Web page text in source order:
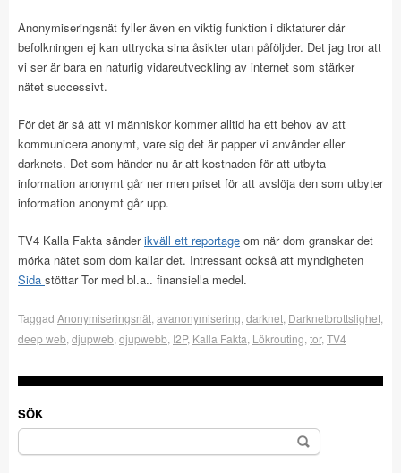
Anonymiseringsnät fyller även en viktig funktion i diktaturer där
befolkningen ej kan uttrycka sina åsikter utan påföljder. Det jag tror att
vi ser är bara en naturlig vidareutveckling av internet som stärker
nätet successivt.
För det är så att vi människor kommer alltid ha ett behov av att
kommunicera anonymt, vare sig det är papper vi använder eller
darknets. Det som händer nu är att kostnaden för att utbyta
information anonymt går ner men priset för att avslöja den som utbyter
information anonymt går upp.
TV4 Kalla Fakta sänderikväll ett reportage om när dom granskar det
mörka nätet som dom kallar det. Intressant också att myndigheten
Sida stöttar Tor med bl.a.. finansiella medel.
Taggad Anonymiseringsnät avanonymisering darknet Darknetbrottslighet
deep web djupweb djupwebb I2P, Kalla Fakta Lökrouting tor, TV4
SÖK
Sök
efter: